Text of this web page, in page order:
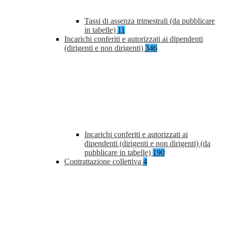
Tassi di assenza trimestrali (da pubblicare
in tabelle) 11
Incarichi conferiti e autorizzati ai dipendenti
(dirigenti e non dirigenti) 346
Incarichi conferiti e autorizzati ai
dipendenti (dirigenti e non dirigenti) (da
pubblicare in tabelle) 190
Contrattazione collettiva 4